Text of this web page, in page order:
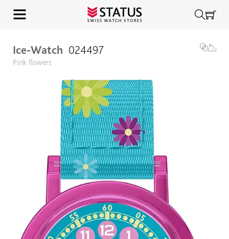
Ice-Watch 024497
Pink flowers